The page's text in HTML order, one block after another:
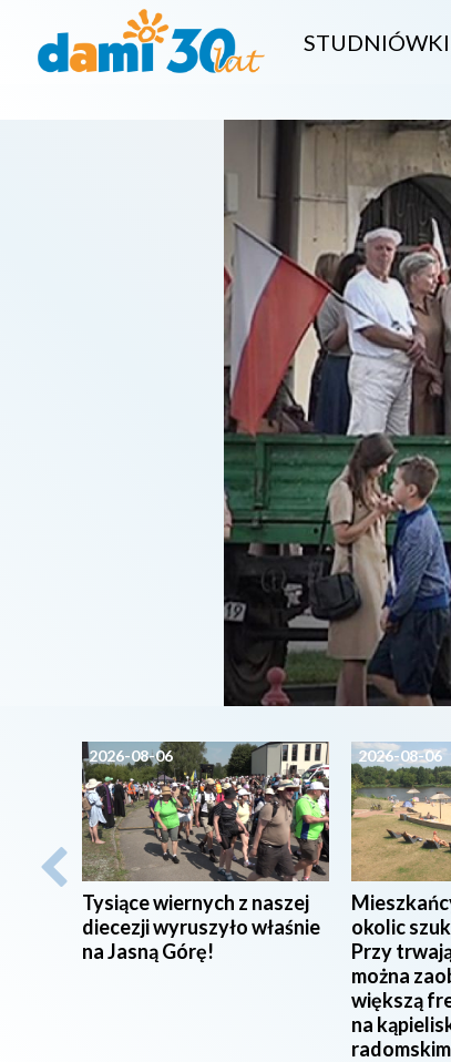
2026-08-06
Tysiące wiernych z naszej
diecezji wyruszyło właśnie
na Jasną Górę!
2026-08-06
okolic
Przy
można
większą
na
radomskim